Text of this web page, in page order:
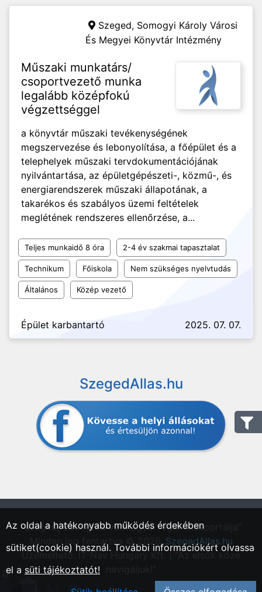
Szeged, Somogyi Károly Városi
És Megyei Könyvtár Intézmény
Műszaki munkatárs/
csoportvezető munka
legalább középfokú
végzettséggel
a könyvtár műszaki tevékenységének
megszervezése és lebonyolítása, a főépület és a
telephelyek műszaki tervdokumentációjának
nyilvántartása, az épületgépészeti-, közmű-, és
energiarendszerek műszaki állapotának, a
takarékos és szabályos üzemi feltételek
meglétének rendszeres ellenőrzése, a...
Teljes munkaidő 8 óra 2-4 év szakmai tapasztalat
Technikum Főiskola Nem szükséges nyelvtudás
Általános Közép vezető
Épület karbantartó 2025. 07. 07.
SzegedAllas.hu
"Szeged, Csongrád vármegyei régió állásportálja"
Minden jog fentartva © 2026. SzegedAllas.hu
Üzemeltető: IT-Nav Hungary Kft. | "Az elsők közé
Az oldal a hatékonyabb működés érdekében
sütiket(cookie) használ. További információkért olvassa
el a süti tájékoztatót!